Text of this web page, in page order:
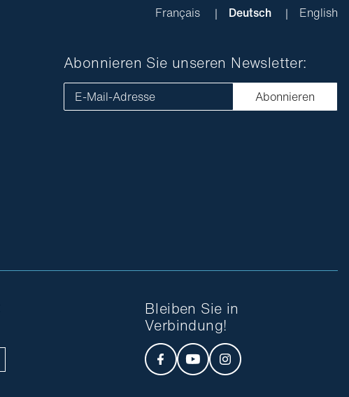
Français Deutsch English
Abonnieren Sie unseren Newsletter:
E-Mail-Adresse Abonnieren
Bleiben Sie in
Verbindung!